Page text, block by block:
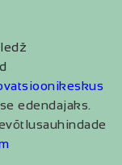
edendajaks.